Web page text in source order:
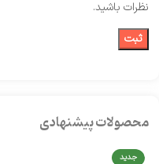
نظرات باشید.
محصولات پیشنهادی
جدید